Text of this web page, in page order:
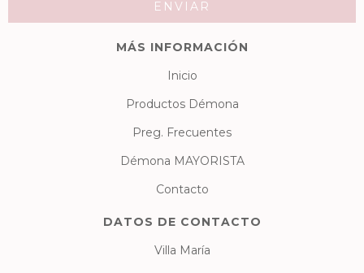
MÁS INFORMACIÓN
Inicio
Productos Démona
Preg. Frecuentes
Démona MAYORISTA
Contacto
DATOS DE CONTACTO
Villa María